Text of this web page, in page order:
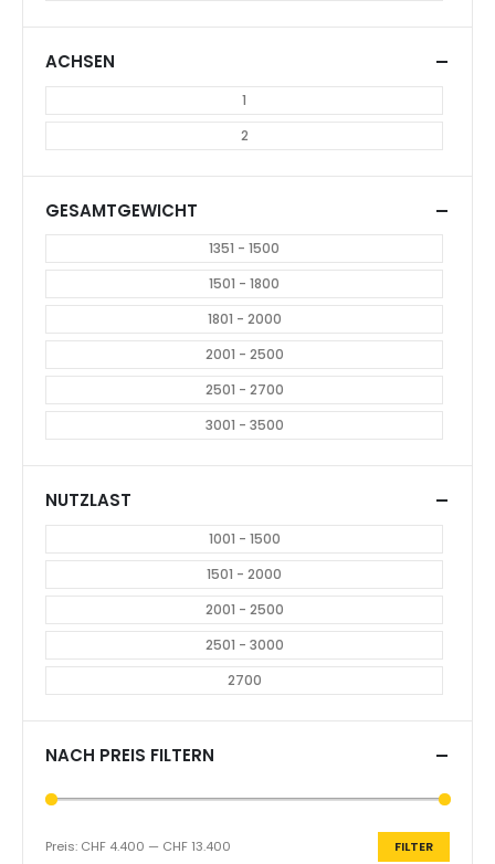
ACHSEN
1
2
GESAMTGEWICHT
1351 - 1500
1501 - 1800
1801 - 2000
2001 - 2500
2501 - 2700
3001 - 3500
NUTZLAST
1001 - 1500
1501 - 2000
2001 - 2500
2501 - 3000
2700
NACH PREIS FILTERN
FILTER
Preis: CHF 4.400 — CHF 13.400